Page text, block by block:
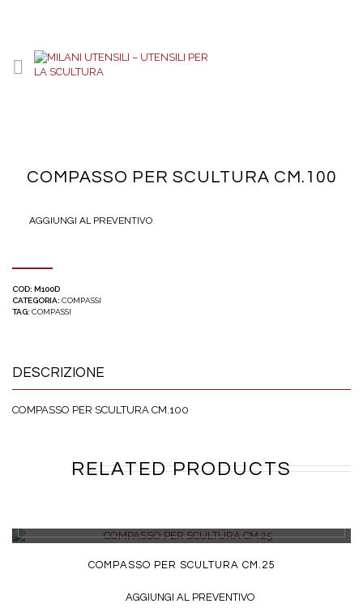
COMPASSO PER SCULTURA CM.100
AGGIUNGI AL PREVENTIVO
COD: M100D
CATEGORIA: COMPASSI
TAG: COMPASSI
DESCRIZIONE
COMPASSO PER SCULTURA CM.100
RELATED PRODUCTS
COMPASSO PER SCULTURA CM.25
AGGIUNGI AL PREVENTIVO